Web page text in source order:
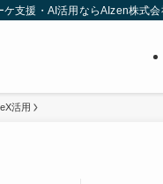
ケ支援・AI活用ならAIzen株式会
活用